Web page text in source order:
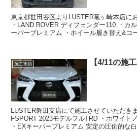
東京都世田谷区よりLUSTER竜ヶ崎本店に
・LAND ROVER ディフェンダー110 ・カ
ーパープレミアム ・ホイール履き替え&コ
施工実績 【4/11の施工
LUSTER磐田支店にて施工させていただき
FSPORT 2023モデルフルTRD ・ホワイト
・EXキーパープレミアム 安定の圧倒的な